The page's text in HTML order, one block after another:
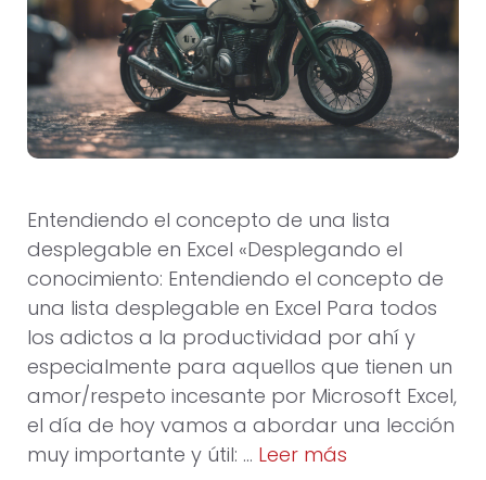
Entendiendo el concepto de una lista
desplegable en Excel «Desplegando el
conocimiento: Entendiendo el concepto de
una lista desplegable en Excel Para todos
los adictos a la productividad por ahí y
especialmente para aquellos que tienen un
amor/respeto incesante por Microsoft Excel,
el día de hoy vamos a abordar una lección
muy importante y útil: … Leer más